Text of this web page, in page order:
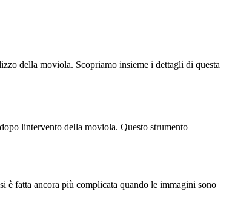
della moviola. Scopriamo insieme i dettagli di questa
lintervento della moviola. Questo strumento
è fatta ancora più complicata quando le immagini sono